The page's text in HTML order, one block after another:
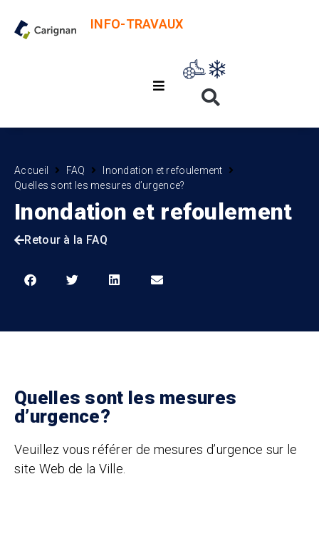
INFO-TRAVAUX
Accueil FAQ
Inondation et refoulement
Quelles sont les mesures d’urgence?
Inondation et refoulement
Retour à la FAQ
Quelles sont les mesures
d’urgence?
Veuillez vous référer de mesures d’urgence sur le
site Web de la Ville.